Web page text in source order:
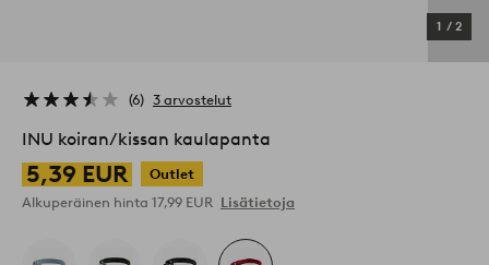
1 / 2
6 3 arvostelut
INU koiran/kissan kaulapanta
5,39 EUR
Outlet
Alkuperäinen hinta 17,99 EUR Lisätietoja